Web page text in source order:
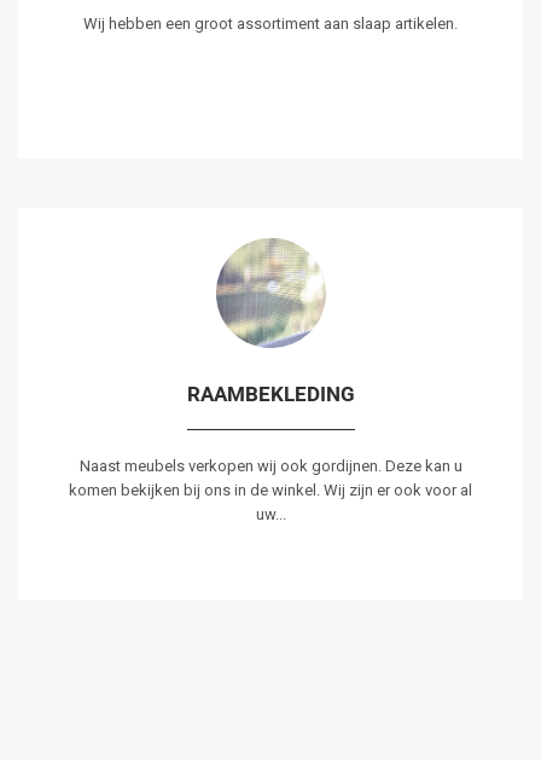
Wij hebben een groot assortiment aan slaap artikelen.
RAAMBEKLEDING
Naast meubels verkopen wij ook gordijnen. Deze kan u
komen bekijken bij ons in de winkel. Wij zijn er ook voor al
uw...